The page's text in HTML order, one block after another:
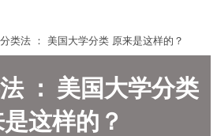
类法 ： 美国大学分类 原来是这样的？
： 美国大学分类
这样的？